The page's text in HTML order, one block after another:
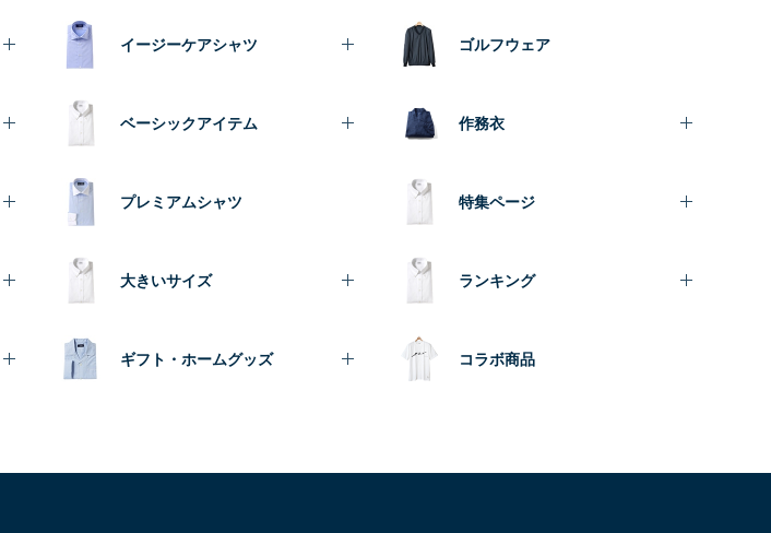
イージーケアシャツ
ベーシックアイテム
プレミアムシャツ
大きいサイズ
ギフト・ホームグッズ
ゴルフウェア
作務衣
特集ページ
ランキング
コラボ商品